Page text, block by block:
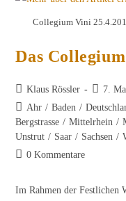
Collegium Vini
Das
Beitrags-
Autor:
Klaus Rössler
Beitrag
7.
Beitrags-
Kategorie:
Ahr / Baden /
Bergstrasse / Mittelrhein /
Unstrut / Saar / Sachsen /
Beitrags-
0 Kommentare
Im Rahmen der Festlichen